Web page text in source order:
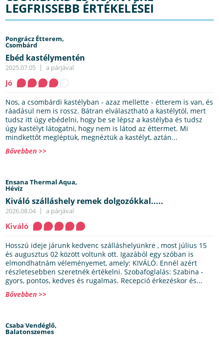
LEGFRISSEBB ÉRTÉKELÉSEI
Pongrácz Étterem,
Csombárd
Ebéd kastélymentén
2025.07.05 a párjával
Jó
Nos, a csombárdi kastélyban - azaz mellette - étterem is van, és
ráadásul nem is rossz. Bátran elválasztható a kastélytól, mert
tudsz itt úgy ebédelni, hogy be se lépsz a kastélyba és tudsz
úgy kastélyt látogatni, hogy nem is látod az éttermet. Mi
mindkettőt megléptük, megnéztük a kastélyt, aztán...
Bővebben >>
Ensana Thermal Aqua,
Hévíz
Kiváló szálláshely remek dolgozókkal.....
2026.08.04 a párjával
Kiváló
Hosszú ideje járunk kedvenc szálláshelyünkre , most július 15
és augusztus 02 között voltunk ott. Igazából egy szóban is
elmondhatnám véleményemet, amely: KIVÁLÓ. Ennél azért
részletesebben szeretnék értékelni. Szobafoglalás: Szabina -
gyors, pontos, kedves és rugalmas. Recepció érkezéskor és...
Bővebben >>
Csaba Vendéglő,
Balatonszemes